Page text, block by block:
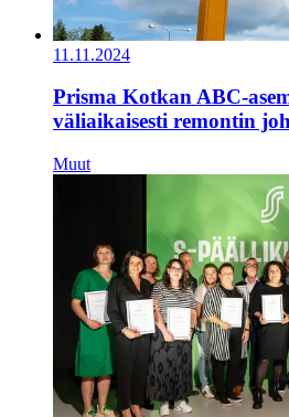
11.11.2024
Prisma Kotkan ABC-
väliaikaisesti remontin
Muut